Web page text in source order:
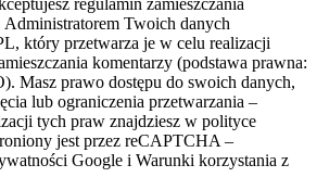
Twoich danych
który przetwarza je w celu realizacji
komentarzy (podstawa prawna:
Masz prawo dostępu do swoich danych,
lub ograniczenia przetwarzania –
tych praw znajdziesz w polityce
jest przez reCAPTCHA –
Google i Warunki korzystania z